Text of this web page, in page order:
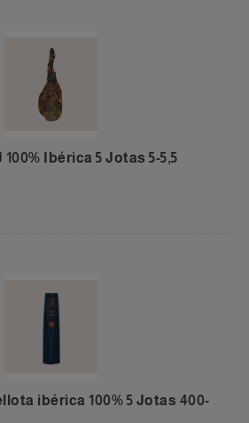
Ibérica 5 Jotas 5-5,5
ibérica 100% 5 Jotas 400-